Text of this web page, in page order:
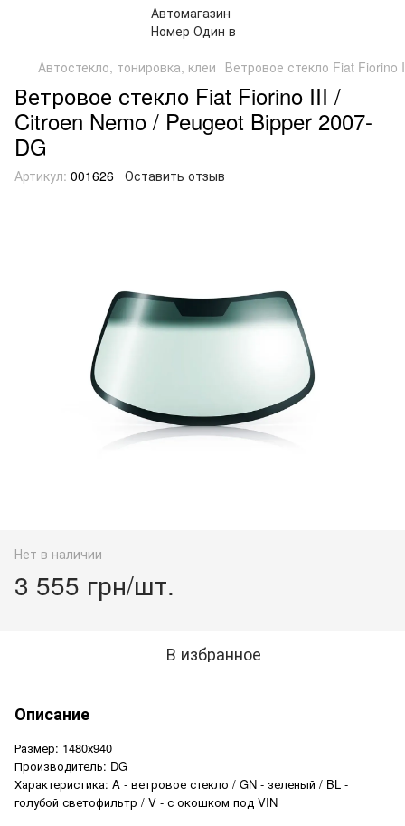
Автостекло, тонировка, клеи Ветровое стекло Fiat
Ветровое стекло Fiat Fiorino III /
Citroen Nemo / Peugeot Bipper 2007-
DG
Артикул: 001626 Оставить отзыв
Нет в наличии
3 555 грн/шт.
В избранное
Описание
Размер: 1480х940
Производитель: DG
Характеристика: A - ветровое стекло / GN - зеленый / BL -
голубой светофильтр / V - с окошком под VIN